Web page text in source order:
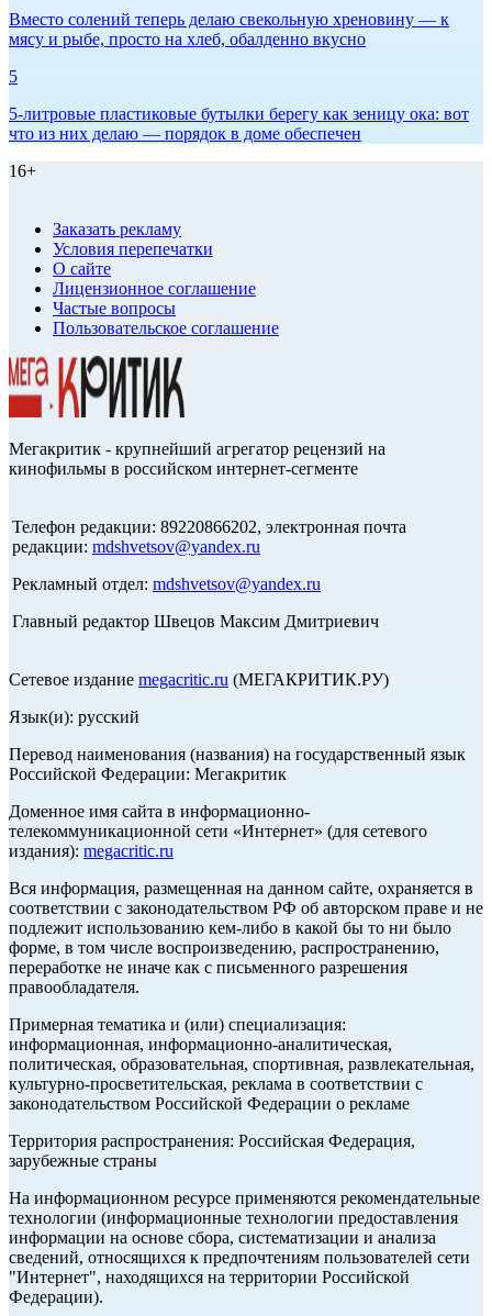
Вместо солений теперь делаю свекольную хреновину — к
мясу и рыбе, просто на хлеб, обалденно вкусно
5
5-литровые пластиковые бутылки берегу как зеницу ока: вот
что из них делаю — порядок в доме обеспечен
16+
Заказать рекламу
Условия перепечатки
О сайте
Лицензионное соглашение
Частые вопросы
Пользовательское соглашение
Мегакритик - крупнейший агрегатор рецензий на
кинофильмы в российском интернет-сегменте
Телефон редакции: 89220866202, электронная почта
редакции: mdshvetsov@yandex.ru
Рекламный отдел: mdshvetsov@yandex.ru
Главный редактор Швецов Максим Дмитриевич
Сетевое издание megacritic.ru (МЕГАКРИТИК.РУ)
Язык(и): русский
Перевод наименования (названия) на государственный язык
Российской Федерации: Мегакритик
Доменное имя сайта в информационно-
телекоммуникационной сети «Интернет» (для сетевого
издания): megacritic.ru
Вся информация, размещенная на данном сайте, охраняется в
соответствии с законодательством РФ об авторском праве и не
подлежит использованию кем-либо в какой бы то ни было
форме, в том числе воспроизведению, распространению,
переработке не иначе как с письменного разрешения
правообладателя.
Примерная тематика и (или) специализация:
информационная, информационно-аналитическая,
политическая, образовательная, спортивная, развлекательная,
культурно-просветительская, реклама в соответствии с
законодательством Российской Федерации о рекламе
Территория распространения: Российская Федерация,
зарубежные страны
На информационном ресурсе применяются рекомендательные
технологии (информационные технологии предоставления
информации на основе сбора, систематизации и анализа
сведений, относящихся к предпочтениям пользователей сети
"Интернет", находящихся на территории Российской
Федерации).